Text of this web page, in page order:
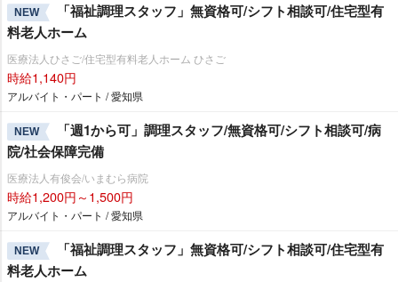
NEW
「福祉調理スタッフ」無資格可/シフト相談可/住宅型有
料老人ホーム
医療法人ひさご/住宅型有料老人ホーム ひさご
時給1,140円
アルバイト・パート / 愛知県
NEW
「週1から可」調理スタッフ/無資格可/シフト相談可/病
院/社会保障完備
医療法人有俊会/いまむら病院
時給1,200円～1,500円
アルバイト・パート / 愛知県
NEW
「福祉調理スタッフ」無資格可/シフト相談可/住宅型有
料老人ホーム